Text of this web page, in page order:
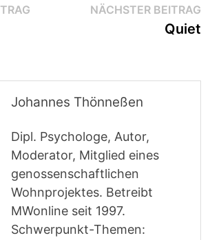
VorherigerNÄCHSTER BEITRAG
Quiet
Johannes Thönneßen
Dipl. Psychologe, Autor,
Moderator, Mitglied eines
genossenschaftlichen
Wohnprojektes. Betreibt
MWonline seit 1997.
Schwerpunkt-Themen: